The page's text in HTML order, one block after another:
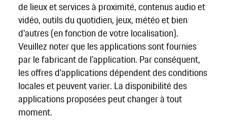
de lieux et services à proximité, contenus audio et
vidéo, outils du quotidien, jeux, météo et bien
d'autres (en fonction de votre localisation).
Veuillez noter que les applications sont fournies
par le fabricant de l'application. Par conséquent,
les offres d'applications dépendent des conditions
locales et peuvent varier. La disponibilité des
applications proposées peut changer à tout
moment.